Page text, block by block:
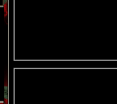
17
96020